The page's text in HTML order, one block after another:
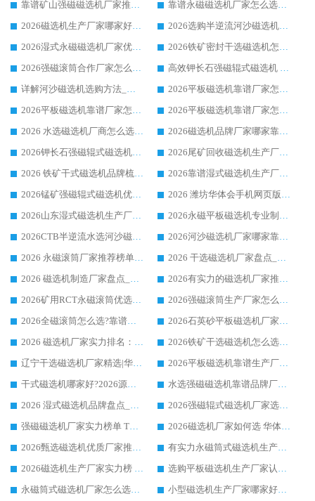
靠谱矿山强磁磁选机厂家推荐 2026客户真实使用心得分享
靠谱永磁磁选机厂家怎么选?福建客户真实体验分享华体会手机网页版-华体会(中国) 品牌
2026磁选机生产厂家哪家好?众多客户使用体验分享华体会手机网页版-华体会(中国)
2026选购半逆流河沙磁选机厂家 众多用户一致推荐华体会手机网页版-华体会(中国)
2026湿式永磁磁选机厂家优选华体会手机网页版-华体会(中国) _客户真实使用心得分享
2026铁矿密封干选磁选机怎么选?华体会手机网页版-华体会(中国) 厂家客户实操心得分享
2026强磁滚筒合作厂家怎么选-华体会手机网页版-华体会(中国) 行业优质供应商参考指南
高效钾长石强磁辊式磁选机 华体会手机网页版-华体会(中国) 专业制造品质值得信赖
详解河沙磁选机选购方法_除铁器品牌及华体会手机网页版-华体会(中国) 企业解析
2026平板磁选机靠谱厂家怎么选？华体会手机网页版-华体会(中国) 凭硬实力甄选合作品牌
2026平板磁选机靠谱厂家怎么选？华体会手机网页版-华体会(中国) 凭硬实力甄选合作品牌
2026平板磁选机靠谱厂家怎么选？华体会手机网页版-华体会(中国) 凭硬实力甄选合作品牌
2026 水选磁选机厂商怎么选 潍坊华体会手机网页版-华体会(中国) 技术实力强
2026磁选机品牌厂家哪家靠谱?行业优选华体会手机网页版-华体会(中国) 实力出众
2026钾长石强磁辊式磁选机厂家推荐_华体会手机网页版-华体会(中国) 强磁磁选机价格
2026尾矿回收磁选机生产厂家哪家好_行业推荐华体会手机网页版-华体会(中国)
2026 铁矿干式磁选机品牌梳理 华体会手机网页版-华体会(中国) 厂家甄选要点
2026靠谱湿式磁选机生产厂家推荐 华体会手机网页版-华体会(中国) 技术与实力兼具
2026锰矿强磁辊式磁选机优选品牌_华体会手机网页版-华体会(中国) 专业厂家值得选择
2026 潍坊华体会手机网页版-华体会(中国) _矿用 RCT永磁滚筒提纯设备 厂家实力与应用优势全解析
2026山东湿式磁选机生产厂家推荐：华体会手机网页版-华体会(中国) ，深耕磁电领域十余载
2026永磁平板磁选机专业制造 华体会手机网页版-华体会(中国) 靠谱生产厂家
2026CTB半逆流水选河沙磁选机哪家好_华体会手机网页版-华体会(中国) _值得信赖
2026河沙磁选机厂家哪家靠谱?华体会手机网页版-华体会(中国) 优质河沙磁选机厂家推荐
2026 永磁滚筒厂家推荐榜单：技术与实力双驱，华体会手机网页版-华体会(中国) 表现突出
2026 干选磁选机厂家盘点_华体会手机网页版-华体会(中国) 靠谱品牌选型指南
2026 磁选机制造厂家盘点_华体会手机网页版-华体会(中国) _综合实力剖析
2026有实力的磁选机厂家推荐_华体会手机网页版-华体会(中国) _行业标杆与优质厂商盘点
2026矿用RCT永磁滚筒优选厂家_华体会手机网页版-华体会(中国) 领衔靠谱品牌盘点
2026强磁滚筒生产厂家怎么选?行业口碑推荐华体会手机网页版-华体会(中国)
2026全磁滚筒怎么选?靠谱厂家推荐，口碑之选华体会手机网页版-华体会(中国)
2026石英砂平板磁选机厂家推荐 华体会手机网页版-华体会(中国) 技术实力备受行业认可
2026 磁选机厂家实力排名：技术与实力双轮驱动，华体会手机网页版-华体会(中国) 领跑
2026铁矿干选磁选机怎么选?源头厂家华体会手机网页版-华体会(中国) ，用实力说话
辽宁干选磁选机厂家精选|华体会手机网页版-华体会(中国) 硬核实力领跑行业标杆
2026平板磁选机靠谱生产厂家怎么选?行业标杆华体会手机网页版-华体会(中国) ，凭硬实力脱颖而出
干式磁选机哪家好?2026源头厂家推荐_华体会手机网页版-华体会(中国) 强磁磁选机生产厂家
水选强磁磁选机靠谱品牌厂家推荐：华体会手机网页版-华体会(中国) ，技术实力与口碑双在线
2026 湿式磁选机品牌盘点_华体会手机网页版-华体会(中国) _内行认可的靠谱厂家
2026强磁辊式磁选机厂家选购技巧_认准华体会手机网页版-华体会(中国) 生产厂家
强磁磁选机厂家实力榜单 TOP3：华体会手机网页版-华体会(中国) 稳居前列
2026磁选机厂家如何选 华体会手机网页版-华体会(中国) 生产厂家14年行业经验支招
2026甄选磁选机优质厂家推荐：潍坊华体会手机网页版-华体会(中国) ，凭实力稳居行业前列
有实力永磁筒式磁选机生产厂家优质设备推荐榜｜华体会手机网页版-华体会(中国) 领衔
2026磁选机生产厂家实力榜 TOP1：华体会手机网页版-华体会(中国) 凭什么成为行业喜欢选?
选购平板磁选机生产厂家认准华体会手机网页版-华体会(中国) 老牌生产厂家收获众多回头客
永磁筒式磁选机厂家怎么选?14 年老厂华体会手机网页版-华体会(中国) 凭实力出圈，这 5 大优势太圈粉
小型磁选机生产厂家哪家好?2026 年实测推荐，华体会手机网页版-华体会(中国) 十年口碑厂值得闭眼入